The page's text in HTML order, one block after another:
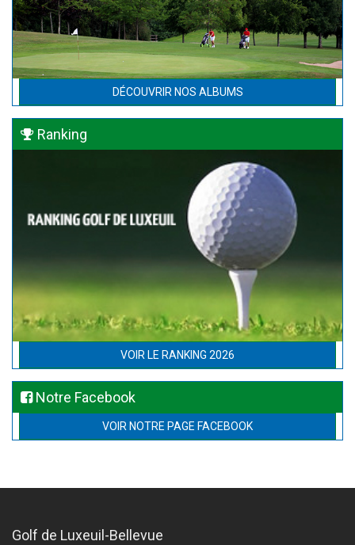
DÉCOUVRIR NOS ALBUMS
Ranking
VOIR LE RANKING 2026
Notre Facebook
VOIR NOTRE PAGE FACEBOOK
Golf de Luxeuil-Bellevue